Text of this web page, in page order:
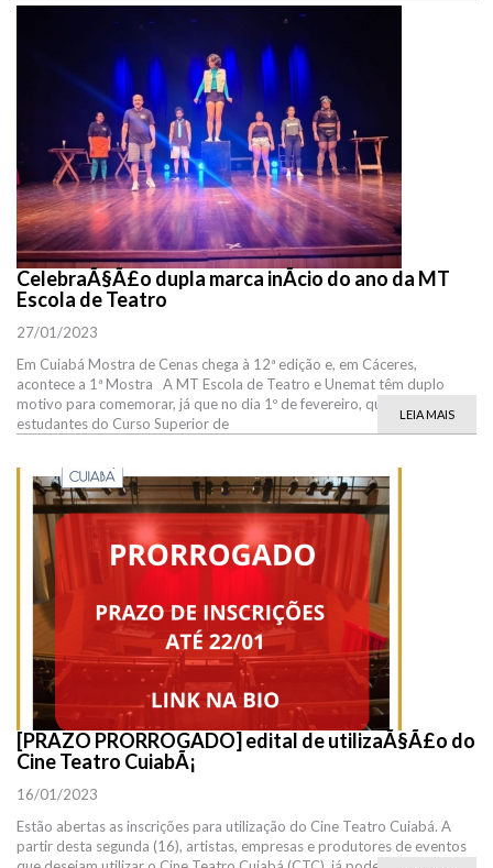
CelebraÃ§Ã£o dupla marca inÃ­cio do ano da MT
Escola de Teatro
27/01/2023
Em Cuiabá Mostra de Cenas chega à 12ª edição e, em Cáceres,
acontece a 1ª Mostra A MT Escola de Teatro e Unemat têm duplo
motivo para comemorar, já que no dia 1º de fevereiro, quarta-feira, os
estudantes do Curso Superior de
LEIA MAIS
[PRAZO PRORROGADO] edital de utilizaÃ§Ã£o do
Cine Teatro CuiabÃ¡
16/01/2023
Estão abertas as inscrições para utilização do Cine Teatro Cuiabá. A
partir desta segunda (16), artistas, empresas e produtores de eventos